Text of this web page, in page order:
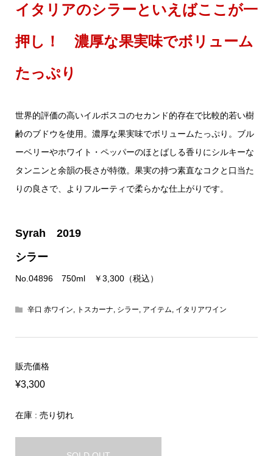
イタリアのシラーといえばここが一
押し！ 濃厚な果実味でボリューム
たっぷり
世界的評価の高いイルボスコのセカンド的存在で比較的若い樹
齢のブドウを使用。濃厚な果実味でボリュームたっぷり。ブル
ーベリーやホワイト・ペッパーのほとばしる香りにシルキーな
タンニンと余韻の長さが特徴。果実の持つ素直なコクと口当た
りの良さで、よりフルーティで柔らかな仕上がりです。
Syrah 2019
シラー
No.04896 750ml ￥3,300（税込）
辛口 赤ワイン トスカーナ シラー アイテム イタリアワイン
販売価格
¥3,300
在庫 : 売り切れ